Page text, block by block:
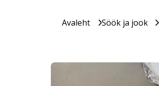
Avaleht Söök ja jook